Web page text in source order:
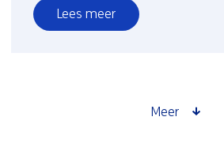
Lees meer
over
Meer